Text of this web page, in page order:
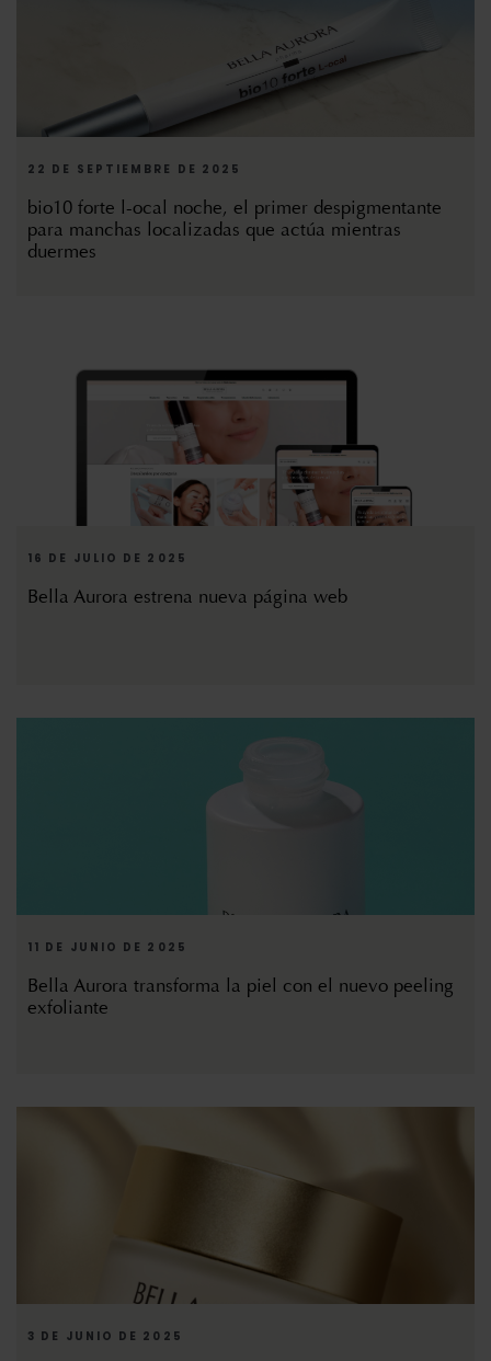
22 DE SEPTIEMBRE DE 2025
bio10 forte l-ocal noche, el primer despigmentante
para manchas localizadas que actúa mientras
duermes
16 DE JULIO DE 2025
Bella Aurora estrena nueva página web
11 DE JUNIO DE 2025
Bella Aurora transforma la piel con el nuevo peeling
exfoliante
3 DE JUNIO DE 2025